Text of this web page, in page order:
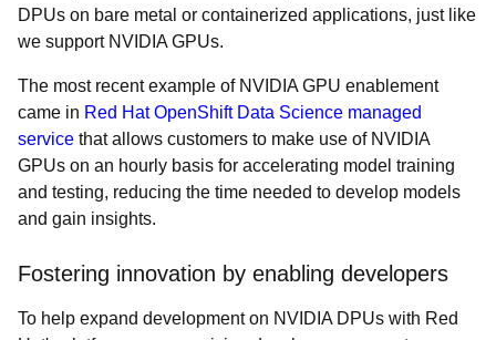
DPUs on bare metal or containerized applications, just like
we support NVIDIA GPUs.
The most recent example of NVIDIA GPU enablement
came in Red Hat OpenShift Data Science managed
service that allows customers to make use of NVIDIA
GPUs on an hourly basis for accelerating model training
and testing, reducing the time needed to develop models
and gain insights.
Fostering innovation by enabling developers
To help expand development on NVIDIA DPUs with Red